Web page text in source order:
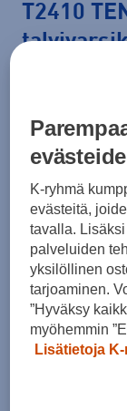
T2410
Normaalihinta:
30pv alin hinta:
Väri Musta
Koko
37 38
Kokotaulukko
K-ryhmä
evästeitä,
tavalla.
palveluiden
yksilöllinen
tarjoaminen.
”Hyväksy
myöhemmin
Lisätietoja